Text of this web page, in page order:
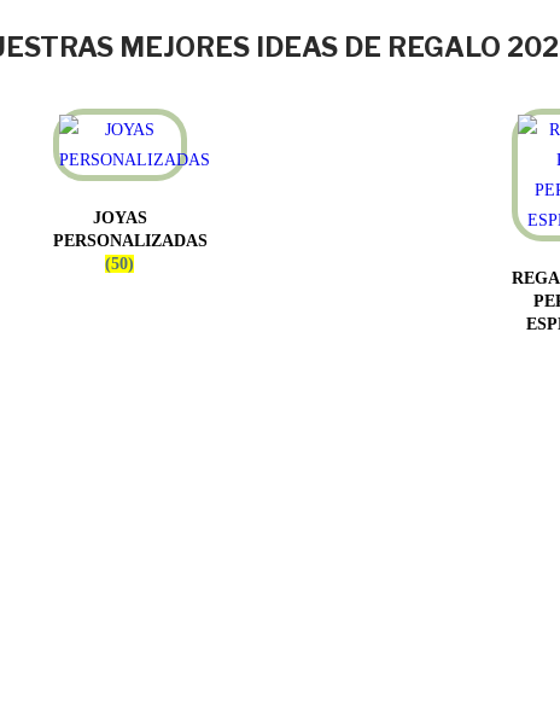
MEJORES IDEAS DE REGALO
JOYAS
PERSONALIZADAS
(50)